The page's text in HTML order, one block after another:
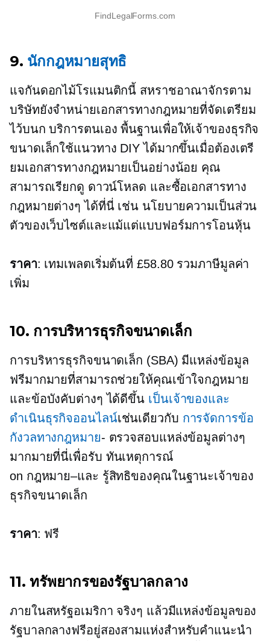
FindLegalForms.com
9. นักกฎหมายสุทธิ
แจกันดอกไม้โรแมนติกนี้ สหราชอาณาจักรตาม
บริษัทยังจำหน่ายเอกสารทางกฎหมายที่จัดเตรียม
ไว้บนกบริการตนเอง พื้นฐานเพื่อให้เจ้าของธุรกิจ
ขนาดเล็กใช้แนวทาง DIY ได้มากขึ้นเมื่อต้องเตรี
ยมเอกสารทางกฎหมายเป็นอย่างน้อย คุณ
สามารถเรียกดู ดาวน์โหลด และซื้อเอกสารทาง
กฎหมายต่างๆ ได้ที่นี่ เช่น นโยบายความเป็นส่วน
ตัวของเว็บไซต์และแม้แต่แบบฟอร์มการโอนหุ้น
ราคา: เทมเพลตเริ่มต้นที่ £58.80 รวมภาษีมูลค่า
เพิ่ม
10. การบริหารธุรกิจขนาดเล็ก
การบริหารธุรกิจขนาดเล็ก (SBA) มีแหล่งข้อมูล
ฟรีมากมายที่สามารถช่วยให้คุณเข้าใจกฎหมาย
และข้อบังคับต่างๆ ได้ดีขึ้น เป็นเจ้าของและ
ดำเนินธุรกิจออนไลน์เช่นเดียวกับ การจัดการข้อ
กังวลทางกฎหมาย- ตรวจสอบแหล่งข้อมูลต่างๆ
มากมายที่นี่เพื่อรับ ทันเหตุการณ์
on กฎหมาย–และ รู้สิทธิของคุณในฐานะเจ้าของ
ธุรกิจขนาดเล็ก
ราคา: ฟรี
11. ทรัพยากรของรัฐบาลกลาง
ภายในสหรัฐอเมริกา จริงๆ แล้วมีแหล่งข้อมูลของ
รัฐบาลกลางฟรีอยู่สองสามแห่งสำหรับคำแนะนำ